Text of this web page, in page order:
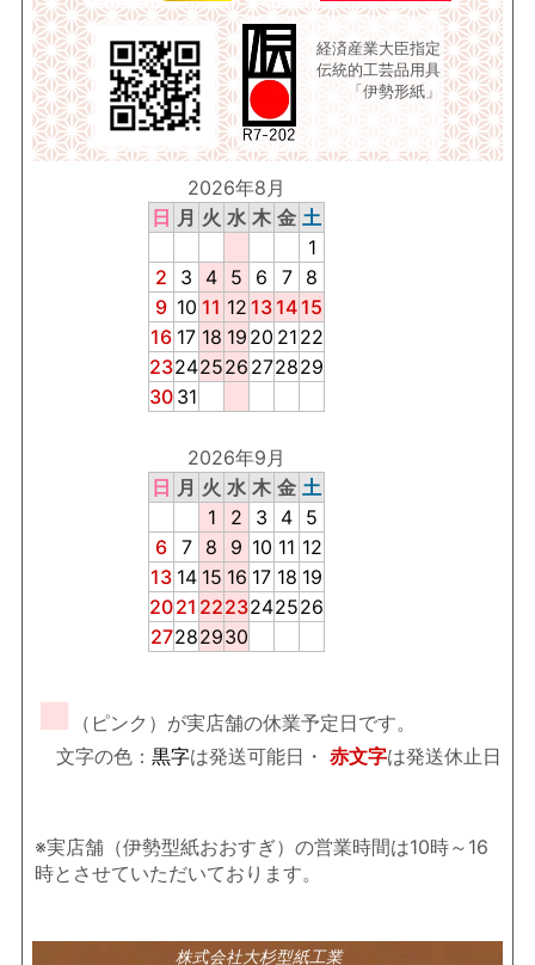
経済産業大臣指定
伝統的工芸品用具
「伊勢形紙」
2026年8月
日 月 火 水 木 金 土
1
2
3 4 5 6 7
8
9 10 11 12 13 14 15
16 17 18 19 20 21 22
23242526 272829
30 31
2026年9月
日 月 火 水 木 金 土
1
2 3 4 5
6 7 8 9 10 11 12
13 14 15 16 17 18 19
2021 2223242526
27282930
■
（ピンク）が実店舗の休業予定日です。
文字の色： 黒字は発送可能日・ 赤文字は発送休止日
※実店舗（伊勢型紙おおすぎ）の営業時間は10時～16
時とさせていただいております。
株式会社大杉型紙工業